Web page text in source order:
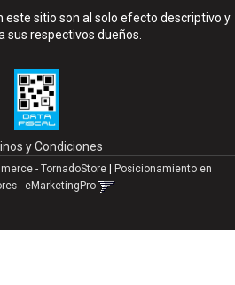
este sitio son al solo efecto descriptivo y
sus respectivos dueños.
y Condiciones
- TornadoStore
Posicionamiento en
- eMarketingPro